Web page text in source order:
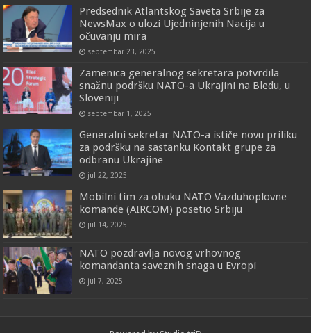
Predsednik Atlantskog Saveta Srbije za
NewsMax o ulozi Ujedninjenih Nacija u
očuvanju mira
septembar 23, 2025
Zamenica generalnog sekretara potvrdila
snažnu podršku NATO-a Ukrajini na Bledu, u
Sloveniji
septembar 1, 2025
Generalni sekretar NATO-a ističe novu priliku
za podršku na sastanku Kontakt grupe za
odbranu Ukrajine
jul 22, 2025
Mobilni tim za obuku NATO Vazduhoplovne
komande (AIRCOM) posetio Srbiju
jul 14, 2025
NATO pozdravlja novog vrhovnog
komandanta saveznih snaga u Evropi
jul 7, 2025